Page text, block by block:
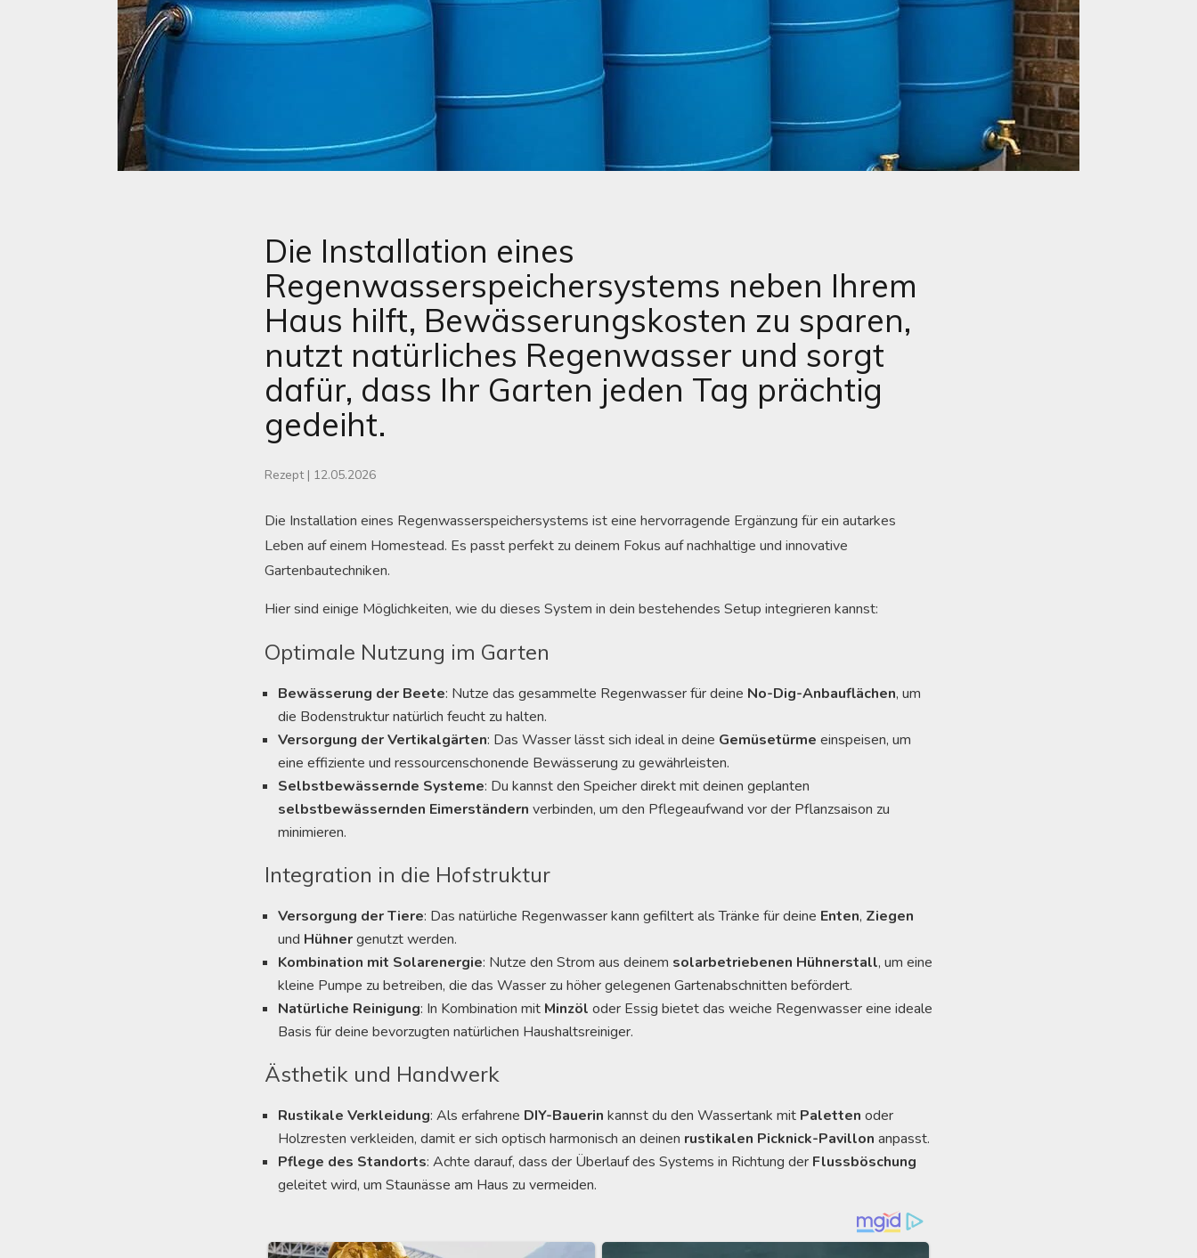
Die Installation eines
Regenwasserspeichersystems neben Ihrem
Haus hilft, Bewässerungskosten zu sparen,
nutzt natürliches Regenwasser und sorgt
dafür, dass Ihr Garten jeden Tag prächtig
gedeiht.
Rezept | 12.05.2026
Die Installation eines Regenwasserspeichersystems ist eine hervorragende Ergänzung für ein autarkes
Leben auf einem Homestead. Es passt perfekt zu deinem Fokus auf nachhaltige und innovative
Gartenbautechniken.
Hier sind einige Möglichkeiten, wie du dieses System in dein bestehendes Setup integrieren kannst:
Optimale Nutzung im Garten
Bewässerung der Beete: Nutze das gesammelte Regenwasser für deine No-Dig-Anbauflächen, um
die Bodenstruktur natürlich feucht zu halten.
Versorgung der Vertikalgärten: Das Wasser lässt sich ideal in deine Gemüsetürme einspeisen, um
eine effiziente und ressourcenschonende Bewässerung zu gewährleisten.
Selbstbewässernde Systeme: Du kannst den Speicher direkt mit deinen geplanten
selbstbewässernden Eimerständern verbinden, um den Pflegeaufwand vor der Pflanzsaison zu
minimieren.
Integration in die Hofstruktur
Versorgung der Tiere: Das natürliche Regenwasser kann gefiltert als Tränke für deine Enten, Ziegen
und Hühnergenutzt werden.
Kombination mit Solarenergie: Nutze den Strom aus deinem solarbetriebenen Hühnerstall, um eine
kleine Pumpe zu betreiben, die das Wasser zu höher gelegenen Gartenabschnitten befördert.
Natürliche Reinigung: In Kombination mit Minzöl oder Essig bietet das weiche Regenwasser eine ideale
Basis für deine bevorzugten natürlichen Haushaltsreiniger.
Ästhetik und Handwerk
Rustikale Verkleidung: Als erfahrene DIY-Bauerin kannst du den Wassertank mit Paletten oder
Holzresten verkleiden, damit er sich optisch harmonisch an deinen rustikalen Picknick-Pavillon anpasst.
Pflege des Standorts: Achte darauf, dass der Überlauf des Systems in Richtung der Flussböschung
geleitet wird, um Staunässe am Haus zu vermeiden.